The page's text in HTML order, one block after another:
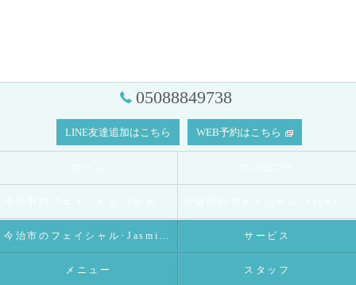
05088849738
LINE友達追加はこちら WEB予約はこちら
今治市のフェイシャル･Jasmineのお客様の声 サービス
メニュー スタッフ